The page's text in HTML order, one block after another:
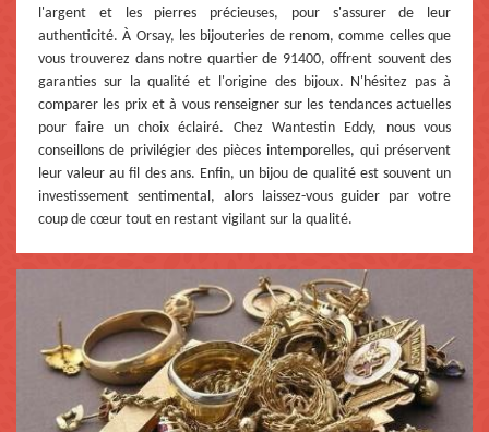
l'argent et les pierres précieuses, pour s'assurer de leur
authenticité. À Orsay, les bijouteries de renom, comme celles que
vous trouverez dans notre quartier de 91400, offrent souvent des
garanties sur la qualité et l'origine des bijoux. N'hésitez pas à
comparer les prix et à vous renseigner sur les tendances actuelles
pour faire un choix éclairé. Chez Wantestin Eddy, nous vous
conseillons de privilégier des pièces intemporelles, qui préservent
leur valeur au fil des ans. Enfin, un bijou de qualité est souvent un
investissement sentimental, alors laissez-vous guider par votre
coup de cœur tout en restant vigilant sur la qualité.